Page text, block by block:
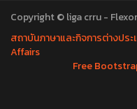
Copyright © liga crru -
สถาบันภาษาและกิจการต่างปร
Affairs
Free